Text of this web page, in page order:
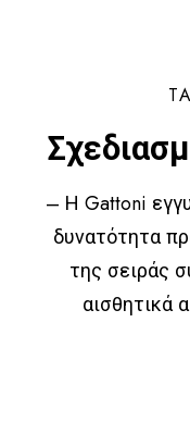
– Η Gattoni
δυνατότητα
της σειράς
αισθητικά